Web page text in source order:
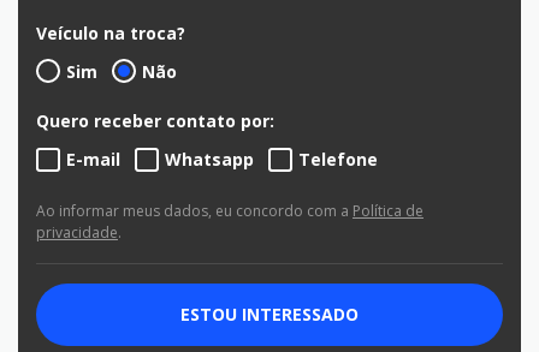
Veículo na troca?
Sim
Não
Quero receber contato por:
E-mail
Whatsapp Telefone
Ao informar meus dados, eu concordo com a Política de
privacidade.
ESTOU INTERESSADO